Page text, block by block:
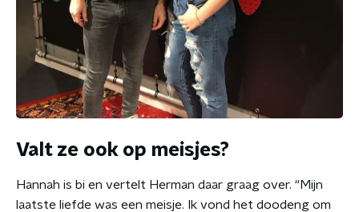
Valt ze ook op meisjes?
Hannah is bi en vertelt Herman daar graag over. “Mijn
laatste liefde was een meisje. Ik vond het doodeng om